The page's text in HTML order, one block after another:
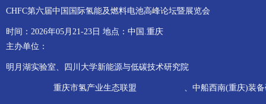
CHFC第六届中国国际氢能及燃料电池高峰论坛暨展览会
时间：2026年05月21-23日 地点：中国.重庆
主办单位：
明月湖实验室、四川大学新能源与低碳技术研究院
重庆市氢产业生态联盟 、中船西南(重庆)装